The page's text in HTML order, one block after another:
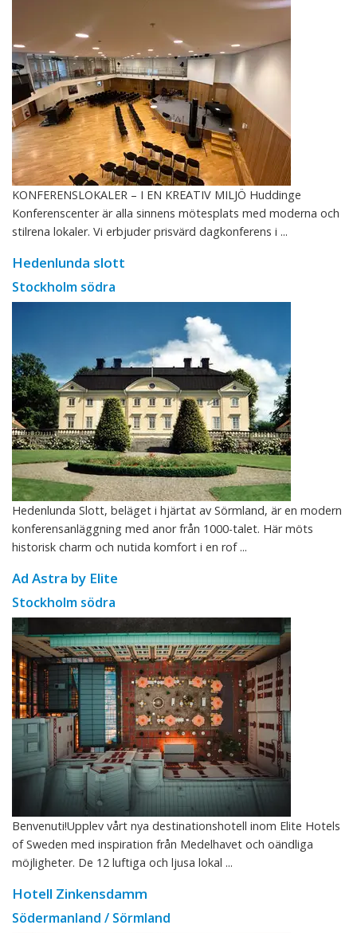
KONFERENSLOKALER – I EN KREATIV MILJÖ Huddinge
Konferenscenter är alla sinnens mötesplats med moderna och
stilrena lokaler. Vi erbjuder prisvärd dagkonferens i ...
Hedenlunda slott
Stockholm södra
Hedenlunda Slott, beläget i hjärtat av Sörmland, är en modern
konferensanläggning med anor från 1000-talet. Här möts
historisk charm och nutida komfort i en rof ...
Ad Astra by Elite
Stockholm södra
Benvenuti!Upplev vårt nya destinationshotell inom Elite Hotels
of Sweden med inspiration från Medelhavet och oändliga
möjligheter. De 12 luftiga och ljusa lokal ...
Hotell Zinkensdamm
Södermanland / Sörmland